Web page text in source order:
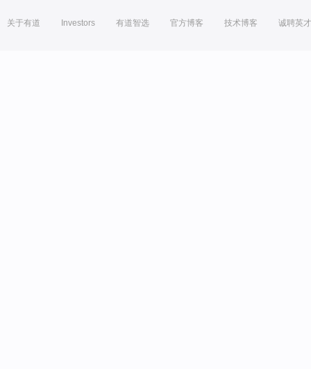
关于有道 Investors 有道智选 官方博客 技术博客 诚聘英才